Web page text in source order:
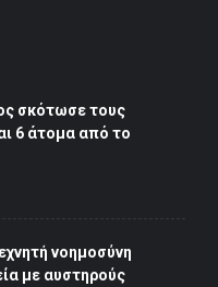
σκότωσε τους
6 άτομα από το
νοημοσύνη
με αυστηρούς